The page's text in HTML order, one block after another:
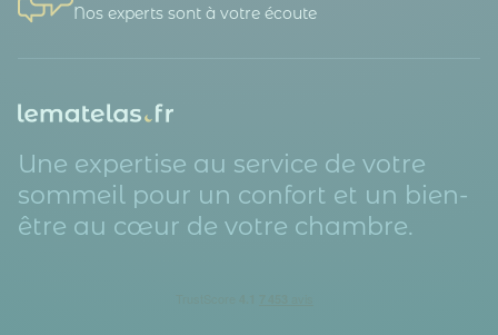
Nos experts sont à votre écoute
Une expertise au service de votre
sommeil pour un confort et un bien-
être au cœur de votre chambre.